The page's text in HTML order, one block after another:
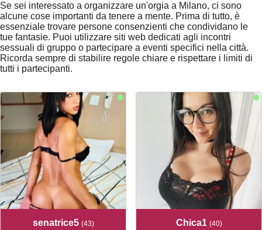
Se sei interessato a organizzare un'orgia a Milano, ci sono
alcune cose importanti da tenere a mente. Prima di tutto, è
essenziale trovare persone consenzienti che condividano le
tue fantasie. Puoi utilizzare siti web dedicati agli incontri
sessuali di gruppo o partecipare a eventi specifici nella città.
Ricorda sempre di stabilire regole chiare e rispettare i limiti di
tutti i partecipanti.
senatrice5 (43)
Chica1 (40)